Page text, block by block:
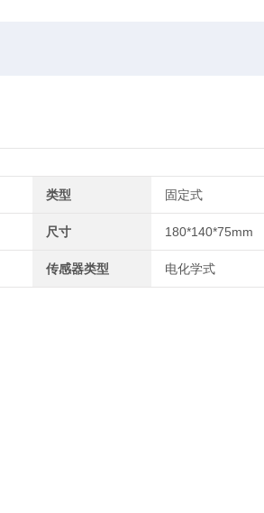
类型 固定式
尺寸 180*140*75mm
传感器类型 电化学式